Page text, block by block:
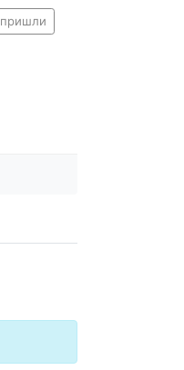
пришли